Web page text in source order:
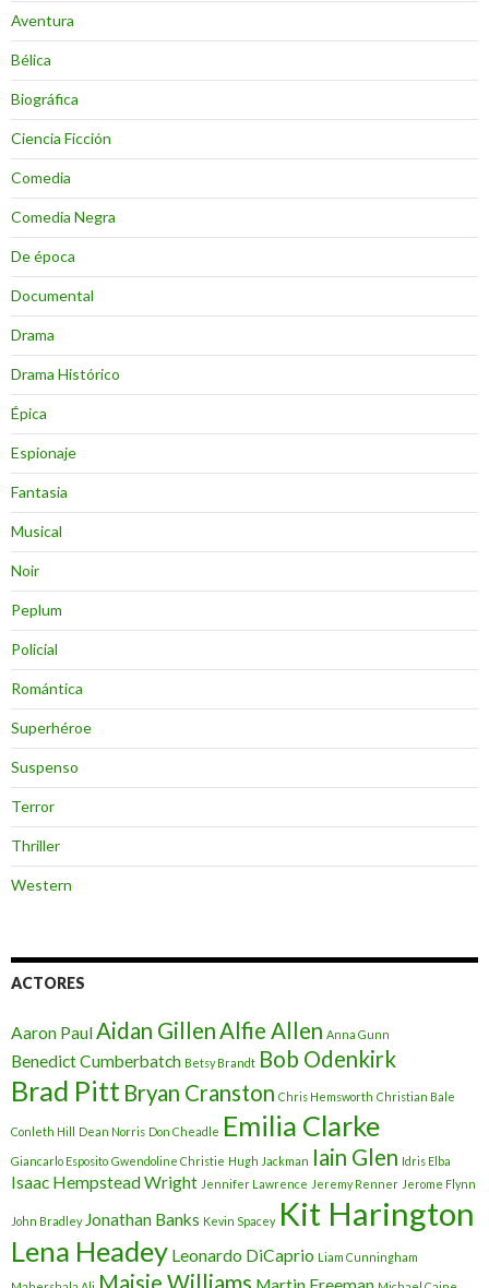
Aventura
Bélica
Biográfica
Ciencia Ficción
Comedia
Comedia Negra
De época
Documental
Drama
Drama Histórico
Épica
Espionaje
Fantasia
Musical
Noir
Peplum
Policial
Romántica
Superhéroe
Suspenso
Terror
Thriller
Western
ACTORES
Aaron PaulAidan GillenAlfie Allen Anna Gunn
Benedict Cumberbatch Betsy Brandt Bob Odenkirk
Brad Pitt Bryan Cranston Chris Hemsworth Christian Bale
Conleth Hill Dean Norris Don Cheadle Emilia Clarke
Giancarlo Esposito Gwendoline Christie Hugh Jackman Iain Glen Idris Elba
Isaac Hempstead Wright Jennifer Lawrence Jeremy Renner Jerome Flynn
John Bradley Jonathan Banks Kevin Spacey Kit Harington
Lena Headey Leonardo DiCaprio Liam Cunningham